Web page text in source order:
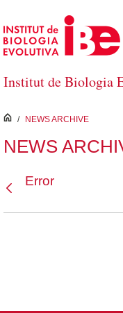
Saltar al contenido
Institut de Biologia
inici
/ NEWS ARCHIVE
NEWS
Error